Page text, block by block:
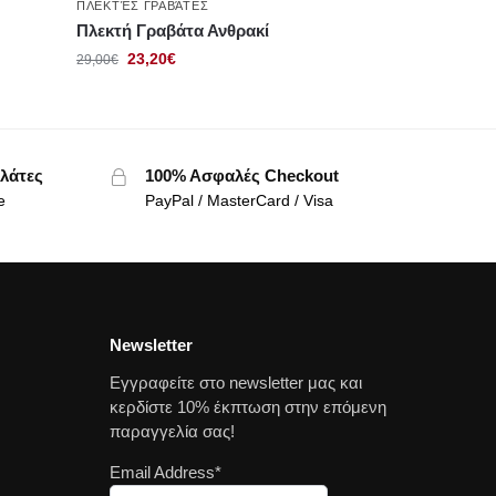
ΠΛΕΚΤΈΣ ΓΡΑΒΆΤΕΣ
Πλεκτή Γραβάτα Ανθρακί
29,00€ 23,20€
100% Ασφαλές Checkout
PayPal / MasterCard / Visa
Newsletter
Εγγραφείτε στο newsletter μας και
κερδίστε 10% έκπτωση στην επόμενη
παραγγελία σας!
Email Address*